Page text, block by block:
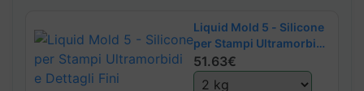
Dettagli
Liquid Mold 5 - Silicone
per Stampi Ultramorbidi
e Dettagli Fini
51.63€